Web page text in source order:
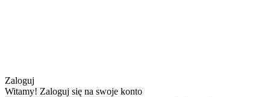
Zaloguj
Witamy! Zaloguj się na swoje konto